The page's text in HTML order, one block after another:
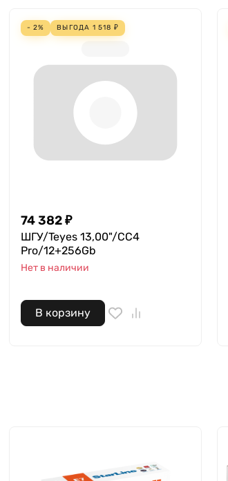
- 2% ВЫГОДА 1 518 ₽
74 382₽
ШГУ/Teyes 13,00"/CC4
Pro/12+256Gb
Нет в наличии
В корзину